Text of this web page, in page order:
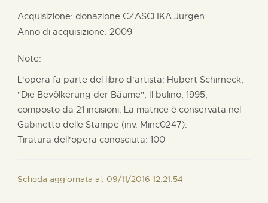
Acquisizione: donazione CZASCHKA Jurgen
Anno di acquisizione: 2009
Note:
L'opera fa parte del libro d'artista: Hubert Schirneck,
"Die Bevölkerung der Bäume", Il bulino, 1995,
composto da 21 incisioni. La matrice è conservata nel
Gabinetto delle Stampe (inv. Minc0247).
Tiratura dell'opera conosciuta: 100
Scheda aggiornata al: 09/11/2016 12:21:54